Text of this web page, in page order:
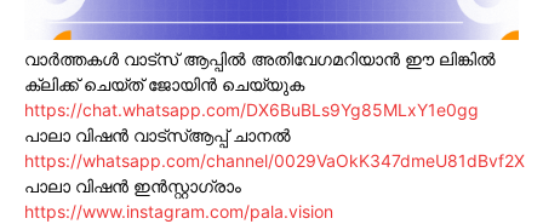
വാർത്തകൾ വാട്സ് ആപ്പിൽ അതിവേഗമറിയാൻ ഈ ലിങ്കിൽ
ക്ലിക്ക് ചെയ്ത് ജോയിൻ ചെയ്യുക
https://chat.whatsapp.com/DX6BuBLs9Yg85MLxY1e0gg
പാലാ വിഷൻ വാട്സ്ആപ്പ് ചാനൽ
https://whatsapp.com/channel/0029VaOkK347dmeU81dBvf2X
പാലാ വിഷൻ ഇൻസ്റ്റാഗ്രാം
https://www.instagram.com/pala.vision